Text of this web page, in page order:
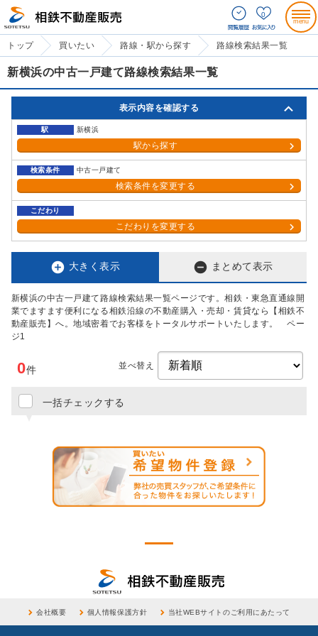
0
トップ 買いたい 路線・駅から探す 路線検索結果一覧
新横浜の中古一戸建て路線検索結果一覧
表示内容を確認する
駅 新横浜
駅から探す
検索条件 中古一戸建て
検索条件を変更する
こだわり
こだわりを変更する
 大きく表示  まとめて表示
新横浜の中古一戸建て路線検索結果一覧ページです。相鉄・東急直通線開
業でますます便利になる相鉄沿線の不動産購入・売却・賃貸なら【相鉄不
動産販売】へ。地域密着でお客様をトータルサポートいたします。 ペー
ジ1
並べ替え
一括チェックする
0件
会社概要 個人情報保護方針 当社WEBサイトのご利用にあたって